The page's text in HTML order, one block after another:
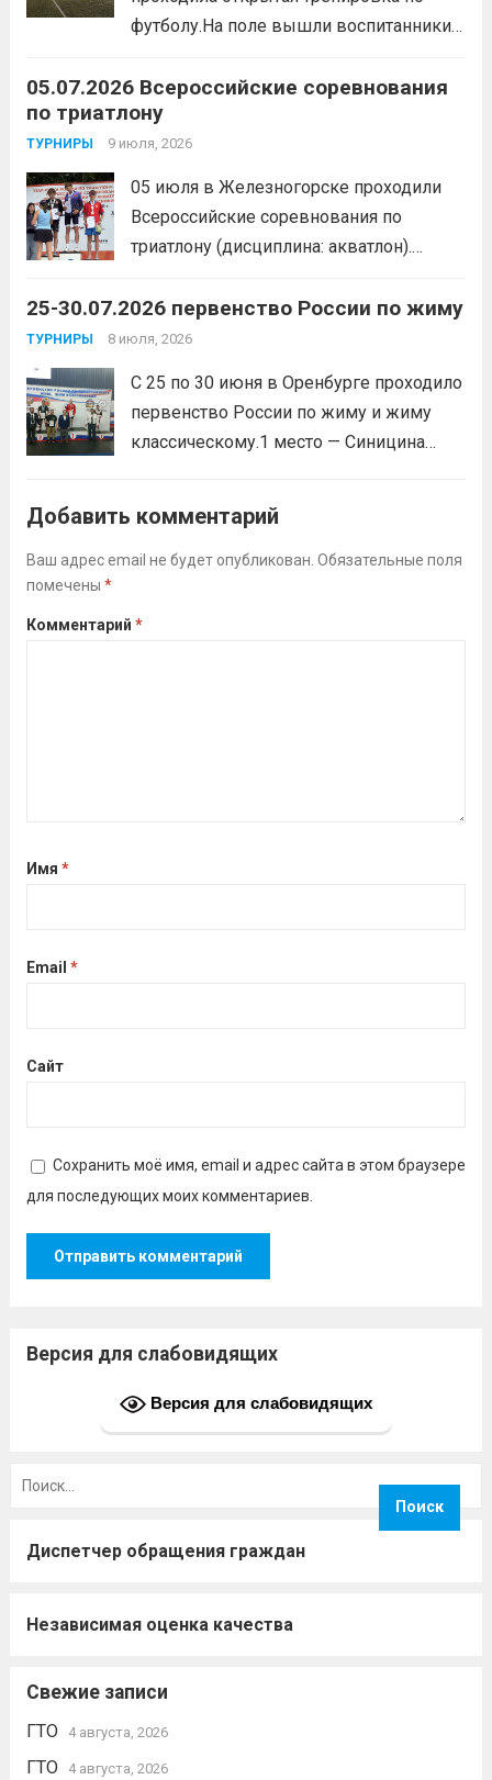
образа жизни. По итогам прохождения
футболу.На поле вышли воспитанники
Участники отработали технику владения
мячом и сыграли несколько коротких
товарищеских матчей.
05.07.2026 Всероссийские соревнования
по триатлону
ТУРНИРЫ 9 июля, 2026
05 июля в Железногорске проходили
Всероссийские соревнования по
триатлону (дисциплина: акватлон).
Макарова, Серов Станислав, занял 1
место. Подготовила спортсмена тренер-
Викторовна. Читать дальше
25-30.07.2026 первенство России по жиму
ТУРНИРЫ 8 июля, 2026
С 25 по 30 июня в Оренбурге проходило
первенство России по жиму и жиму
классическому.1 место — Синицина
(тренер Задорина Я.С.)
Добавить комментарий
Ваш адрес email не будет опубликован. Обязательные поля
помечены *
Комментарий *
Имя *
Email *
Сайт
Сохранить моё имя, email и адрес сайта в этом браузере
для последующих моих комментариев.
Версия для слабовидящих
Версия для слабовидящих
Диспетчер обращения граждан
Независимая оценка качества
Свежие записи
ГТО 4 августа, 2026
ГТО 4 августа, 2026